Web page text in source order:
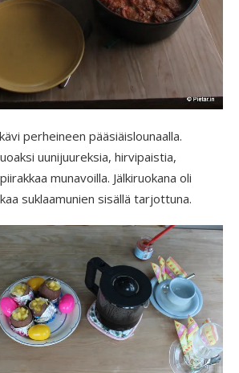
perheineen pääsiäislounaalla.
uunijuureksia, hirvipaistia,
munavoilla. Jälkiruokana oli
suklaamunien sisällä tarjottuna.